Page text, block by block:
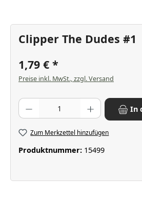
Clipper The Dudes #1
1,79 €
Preise inkl. MwSt., zzgl. Versand
Produkt Anzahl: Gib den gewünschten
In
Zum Merkzettel hinzufügen
Produktnummer: 15499